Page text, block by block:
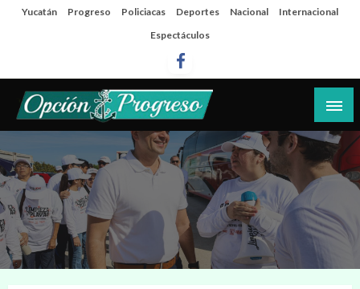
SaltaYucatán Progreso Policiacas Deportes Nacional
Internacional
Espectáculos
Opción Progreso
Las noticias del día a día del puerto